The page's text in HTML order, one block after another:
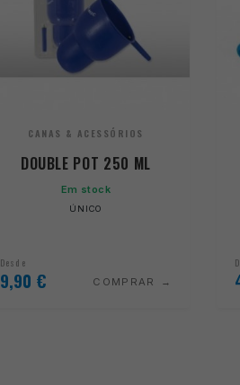
CANAS & ACESSÓRIOS
DOUBLE POT 250 ML
Em stock
ÚNICO
Desde
9,90 € COMPRAR